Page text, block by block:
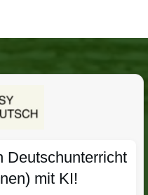
Deutschunterricht
mit KI!